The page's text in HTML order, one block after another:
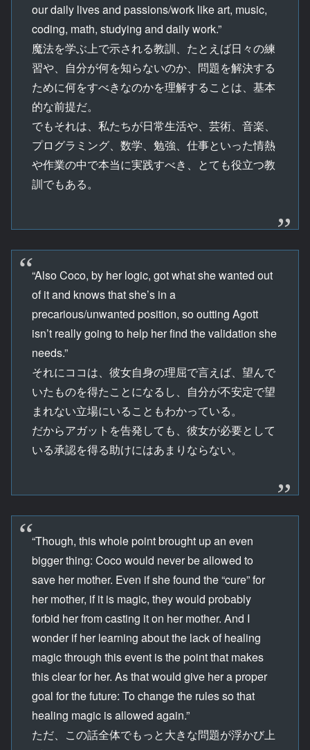
our daily lives and passions/work like art, music,
coding, math, studying and daily work.”
魔法を学ぶ上で示される教訓、たとえば日々の練
習や、自分が何を知らないのか、問題を解決する
ために何をすべきなのかを理解することは、基本
的な前提だ。
でもそれは、私たちが日常生活や、芸術、音楽、
プログラミング、数学、勉強、仕事といった情熱
や作業の中で本当に実践すべき、とても役立つ教
訓でもある。
“Also Coco, by her logic, got what she wanted out
of it and knows that she’s in a
precarious/unwanted position, so outting Agott
isn’t really going to help her find the validation she
needs.”
それにココは、彼女自身の理屈で言えば、望んで
いたものを得たことになるし、自分が不安定で望
まれない立場にいることもわかっている。
だからアガットを告発しても、彼女が必要として
いる承認を得る助けにはあまりならない。
“Though, this whole point brought up an even
bigger thing: Coco would never be allowed to
save her mother. Even if she found the “cure” for
her mother, if it is magic, they would probably
forbid her from casting it on her mother. And I
wonder if her learning about the lack of healing
magic through this event is the point that makes
this clear for her. As that would give her a proper
goal for the future: To change the rules so that
healing magic is allowed again.”
ただ、この話全体でもっと大きな問題が浮かび上